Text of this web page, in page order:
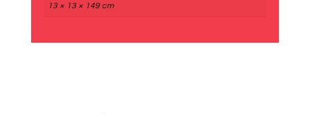
13 × 13 × 149 cm